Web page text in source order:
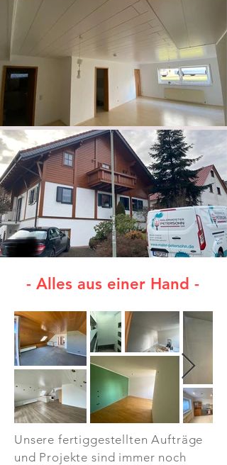
- Alles aus einer Hand -
Unsere fertiggestellten Aufträge
und Projekte sind immer noch